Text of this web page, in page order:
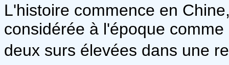
L'histoire commence en
considérée à l'époque
deux surs élevées dans une